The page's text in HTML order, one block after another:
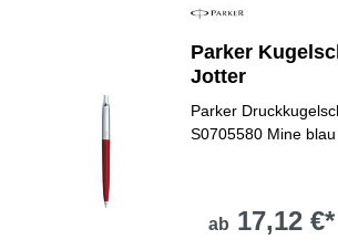
Parker
Jotter
Parker
S0705580 Mine
ab 17,12 €*